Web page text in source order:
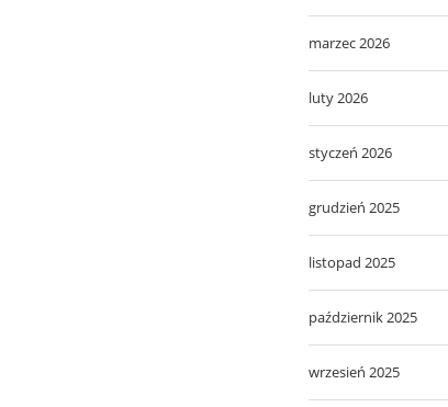
marzec 2026
luty 2026
styczeń 2026
grudzień 2025
listopad 2025
październik 2025
wrzesień 2025